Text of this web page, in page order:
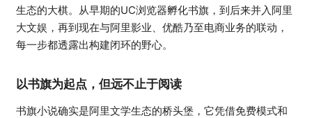
生态的大棋。从早期的UC浏览器孵化书旗，到后来并入阿里
大文娱，再到现在与阿里影业、优酷乃至电商业务的联动，
每一步都透露出构建闭环的野心。
以书旗为起点，但远不止于阅读
书旗小说确实是阿里文学生态的桥头堡，它凭借免费模式和